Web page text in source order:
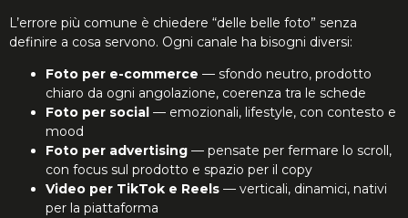
L’errore più comune è chiedere “delle belle foto” senza
definire a cosa servono. Ogni canale ha bisogni diversi:
Foto per e-commerce — sfondo neutro, prodotto
chiaro da ogni angolazione, coerenza tra le schede
Foto per social — emozionali, lifestyle, con contesto e
mood
Foto per advertising — pensate per fermare lo scroll,
con focus sul prodotto e spazio per il copy
Video per TikTok e Reels — verticali, dinamici, nativi
per la piattaforma